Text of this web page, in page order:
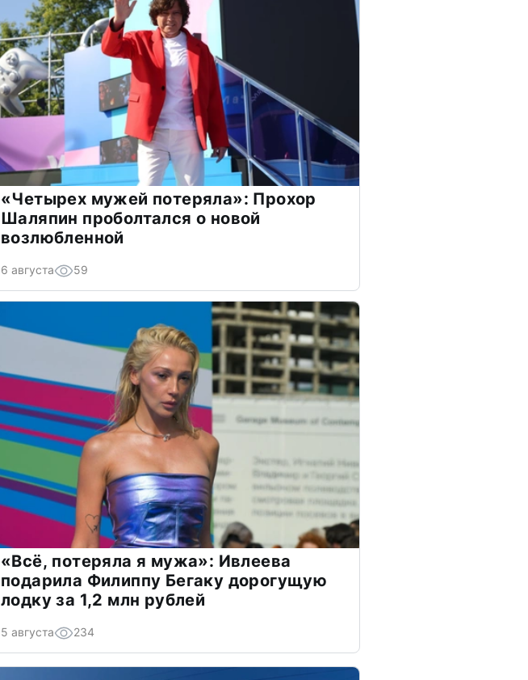
«Четырех мужей потеряла»: Прохор
Шаляпин проболтался о новой
возлюбленной
6 августа 59
«Всё, потеряла я мужа»: Ивлеева
подарила Филиппу Бегаку дорогущую
лодку за 1,2 млн рублей
5 августа 234